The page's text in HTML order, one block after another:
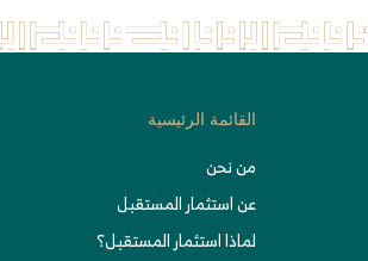
القائمة الرئيسية
من نحن
عن استثمار المستقبل
لماذا استثمار المستقبل؟